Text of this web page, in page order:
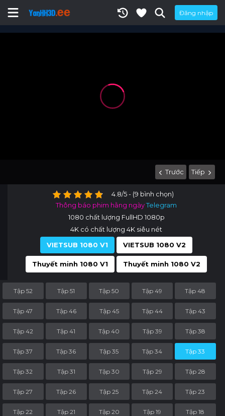
Đăng nhập
Trước Tiếp
4.8/5 - (9 bình chọn)
Thông báo phim hằng ngàyTelegram
1080 chất lượng FullHD 1080p
4K có chất lượng 4K siêu nét
VIETSUB 1080 V1
VIETSUB 1080 V2
Thuyết minh 1080 V1 Thuyết minh 1080 V2
Tập 52 Tập 51 Tập 50 Tập 49 Tập 48
Tập 47 Tập 46 Tập 45 Tập 44 Tập 43
Tập 42 Tập 41 Tập 40 Tập 39 Tập 38
Tập 37 Tập 36 Tập 35 Tập 34 Tập 33
Tập 32 Tập 31 Tập 30 Tập 29 Tập 28
Tập 27 Tập 26 Tập 25 Tập 24 Tập 23
Tập 22 Tập 21 Tập 20 Tập 19 Tập 18